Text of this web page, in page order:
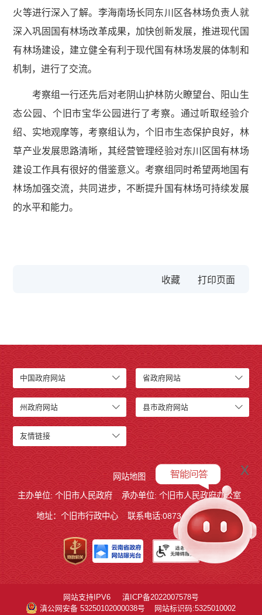
火等进行深入了解。李海南场长同东川区各林场负责人就
深入巩固国有林场改革成果，加快创新发展，推进现代国
有林场建设，建立健全有利于现代国有林场发展的体制和
机制，进行了交流。
考察组一行还先后对老阴山护林防火瞭望台、阳山生
态公园、个旧市宝华公园进行了考察。通过听取经验介
绍、实地观摩等，考察组认为，个旧市生态保护良好，林
草产业发展思路清晰，其经营管理经验对东川区国有林场
建设工作具有很好的借鉴意义。考察组同时希望两地国有
林场加强交流，共同进步，不断提升国有林场可持续发展
的水平和能力。
收藏
中国政府网站 省政府网站
州政府网站 县市政府网站
友情链接
网站地图
主办单位: 个旧市人民政府
承办单位: 个旧市人民政府办公室
地址：个旧市行政中心 联系电话:0873－2123215
x
网站支持IPV6
滇ICP备2022007578号
滇公网安备 53250102000038号
网站标识码:5325010002